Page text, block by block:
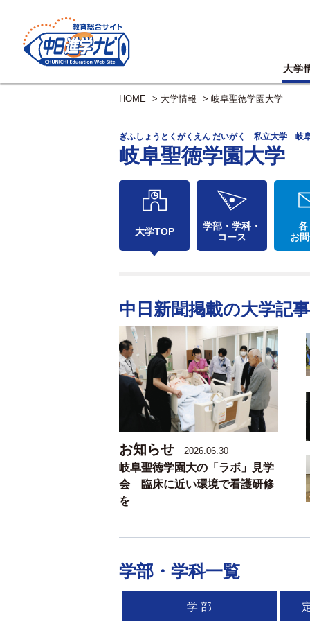
大学
HOME > 大学情報 > 岐阜聖徳学園大学
ぎふしょうとくがくえん だいがく 私立大学 岐
岐阜聖徳学園大学
大学TOP
学部・学科・
コース
各
お
中日新聞掲載の大学記事
お知らせ 2026.06.30
岐阜聖徳学園大の「ラボ」見学
会 臨床に近い環境で看護研修
を
学部・学科一覧
学 部